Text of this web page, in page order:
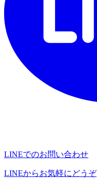
LINEでのお問い合わせ
LINEからお気軽にどうぞ